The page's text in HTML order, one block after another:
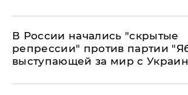
В России начались "скрытые
репрессии" против партии
выступающей за мир с